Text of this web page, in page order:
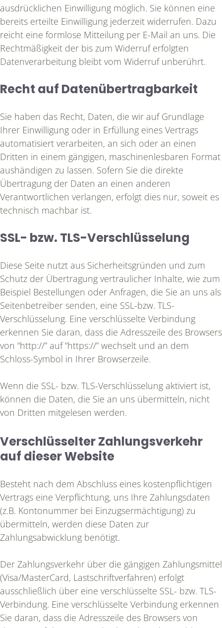
ausdrücklichen Einwilligung möglich. Sie können eine
bereits erteilte Einwilligung jederzeit widerrufen. Dazu
reicht eine formlose Mitteilung per E-Mail an uns. Die
Rechtmäßigkeit der bis zum Widerruf erfolgten
Datenverarbeitung bleibt vom Widerruf unberührt.
Recht auf Datenübertragbarkeit
Sie haben das Recht, Daten, die wir auf Grundlage
Ihrer Einwilligung oder in Erfüllung eines Vertrags
automatisiert verarbeiten, an sich oder an einen
Dritten in einem gängigen, maschinenlesbaren Format
aushändigen zu lassen. Sofern Sie die direkte
Übertragung der Daten an einen anderen
Verantwortlichen verlangen, erfolgt dies nur, soweit es
technisch machbar ist.
SSL- bzw. TLS-Verschlüsselung
Diese Seite nutzt aus Sicherheitsgründen und zum
Schutz der Übertragung vertraulicher Inhalte, wie zum
Beispiel Bestellungen oder Anfragen, die Sie an uns als
Seitenbetreiber senden, eine SSL-bzw. TLS-
Verschlüsselung. Eine verschlüsselte Verbindung
erkennen Sie daran, dass die Adresszeile des Browsers
von “http://” auf “https://” wechselt und an dem
Schloss-Symbol in Ihrer Browserzeile.
Wenn die SSL- bzw. TLS-Verschlüsselung aktiviert ist,
können die Daten, die Sie an uns übermitteln, nicht
von Dritten mitgelesen werden.
Verschlüsselter Zahlungsverkehr
auf dieser Website
Besteht nach dem Abschluss eines kostenpflichtigen
Vertrags eine Verpflichtung, uns Ihre Zahlungsdaten
(z.B. Kontonummer bei Einzugsermächtigung) zu
übermitteln, werden diese Daten zur
Zahlungsabwicklung benötigt.
Der Zahlungsverkehr über die gängigen Zahlungsmittel
(Visa/MasterCard, Lastschriftverfahren) erfolgt
ausschließlich über eine verschlüsselte SSL- bzw. TLS-
Verbindung. Eine verschlüsselte Verbindung erkennen
Sie daran, dass die Adresszeile des Browsers von